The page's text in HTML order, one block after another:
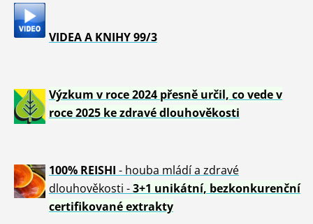
VIDEA A KNIHY 99/3
Výzkum v roce 2024 přesně určil, co vede v
roce 2025 ke zdravé dlouhověkosti
100% REISHI - houba mládí a zdravé
dlouhověkosti -3+1 unikátní, bezkonkurenční
certifikované extrakty